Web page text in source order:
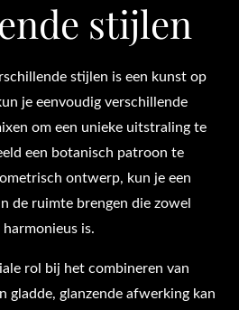
stijlen
stijlen is een kunst op
je eenvoudig verschillende
om een unieke uitstraling te
een botanisch patroon te
ontwerp, kun je een
de ruimte brengen die zowel
is.
rol bij het combineren van
gladde, glanzende afwerking kan